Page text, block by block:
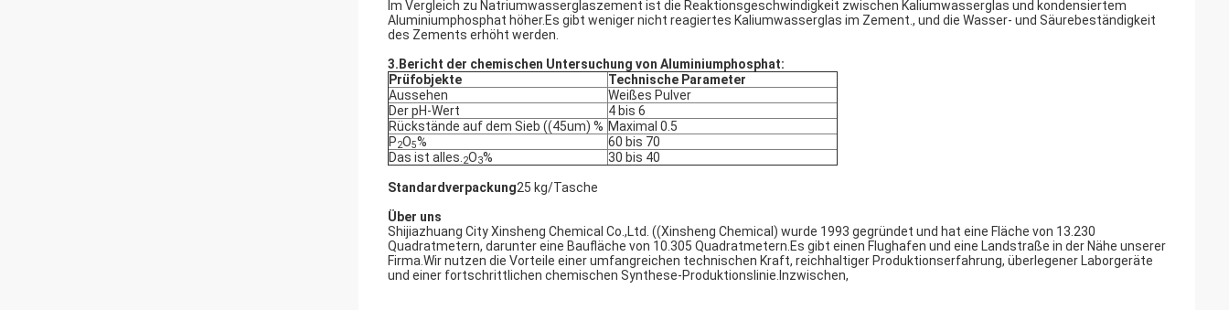
Im Vergleich zu Natriumwasserglaszement ist die Reaktionsgeschwindigkeit zwischen Kaliumwasserglas und kondensiertem
Aluminiumphosphat höher.Es gibt weniger nicht reagiertes Kaliumwasserglas im Zement., und die Wasser- und Säurebeständigkeit
des Zements erhöht werden.
3.Bericht der chemischen Untersuchung von Aluminiumphosphat:
Prüfobjekte
Technische Parameter
Aussehen
Weißes Pulver
Der pH-Wert
4 bis 6
Rückstände auf dem Sieb ((45um) % Maximal 0.5
P2O5%
60 bis 70
Das ist alles. 2O3% 30 bis 40
Standardverpackung25 kg/Tasche
Über uns
Shijiazhuang City Xinsheng Chemical Co.,Ltd. ((Xinsheng Chemical) wurde 1993 gegründet und hat eine Fläche von 13.230
Quadratmetern, darunter eine Baufläche von 10.305 Quadratmetern.Es gibt einen Flughafen und eine Landstraße in der Nähe unserer
Firma.Wir nutzen die Vorteile einer umfangreichen technischen Kraft, reichhaltiger Produktionserfahrung, überlegener Laborgeräte
und einer fortschrittlichen chemischen Synthese-Produktionslinie.Inzwischen,